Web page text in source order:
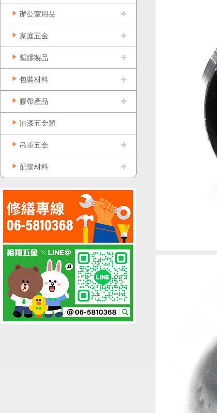
辦公室用品
家庭五金
塑膠製品
包裝材料
膠帶產品
油漆五金類
吊重五金
配管材料